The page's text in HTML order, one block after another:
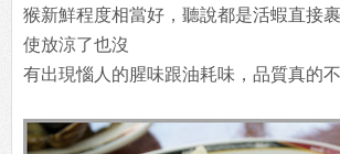
猴新鮮程度相當好，聽說都是活蝦直接
使放涼了也沒
有出現惱人的腥味跟油耗味，品質真的不